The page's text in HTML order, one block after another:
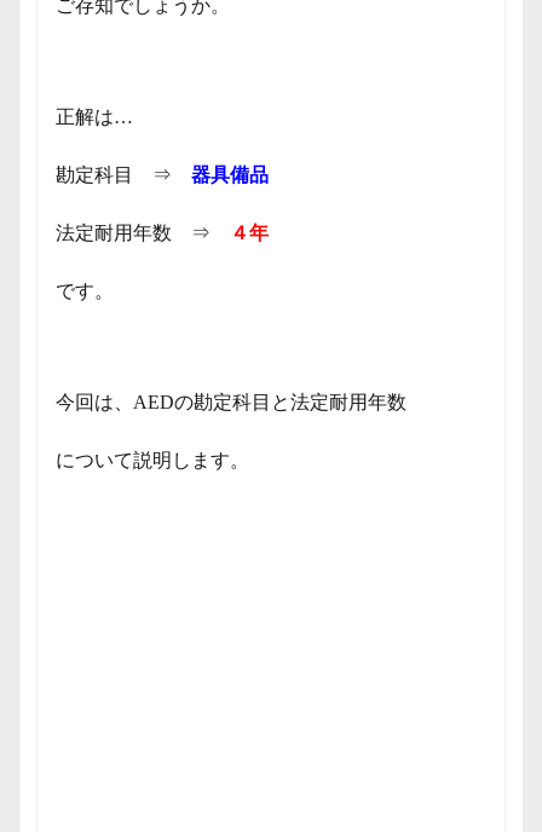
ご存知でしょうか。
正解は…
勘定科目 ⇒ 器具備品
法定耐用年数 ⇒ ４年
です。
今回は、AEDの勘定科目と法定耐用年数
について説明します。